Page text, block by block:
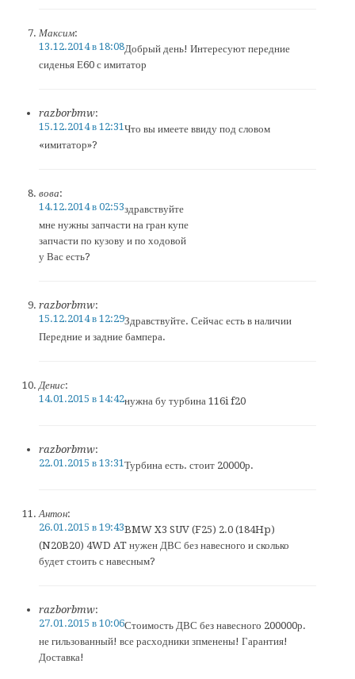
Максим:
13.12.2014 в 18:08Добрый день! Интересуют передние
сиденья Е60 с имитатор
razborbmw:
15.12.2014 в 12:31Что вы имеете ввиду под словом
«имитатор»?
вова:
14.12.2014 в 02:53здравствуйте
мне нужны запчасти на гран купе
запчасти по кузову и по ходовой
у Вас есть?
razborbmw:
15.12.2014 в 12:29Здравствуйте. Сейчас есть в наличии
Передние и задние бампера.
Денис:
14.01.2015 в 14:42нужна бу турбина 116i f20
razborbmw:
22.01.2015 в 13:31Турбина есть. стоит 20000р.
Антон:
26.01.2015 в 19:43BMW X3 SUV (F25) 2.0 (184Hp)
(N20B20) 4WD AT нужен ДВС без навесного и сколько
будет стоить с навесным?
razborbmw:
27.01.2015 в 10:06Стоимость ДВС без навесного 200000р.
не гильзованный! все расходники зпменены! Гарантия!
Доставка!